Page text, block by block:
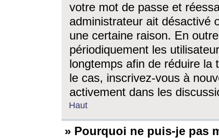
votre mot de passe et
administrateur ait désactivé
une certaine raison. En
périodiquement les
longtemps afin de réduire la
le cas, inscrivez-vous à
activement dans les
Haut
» Pourquoi ne puis-je pas